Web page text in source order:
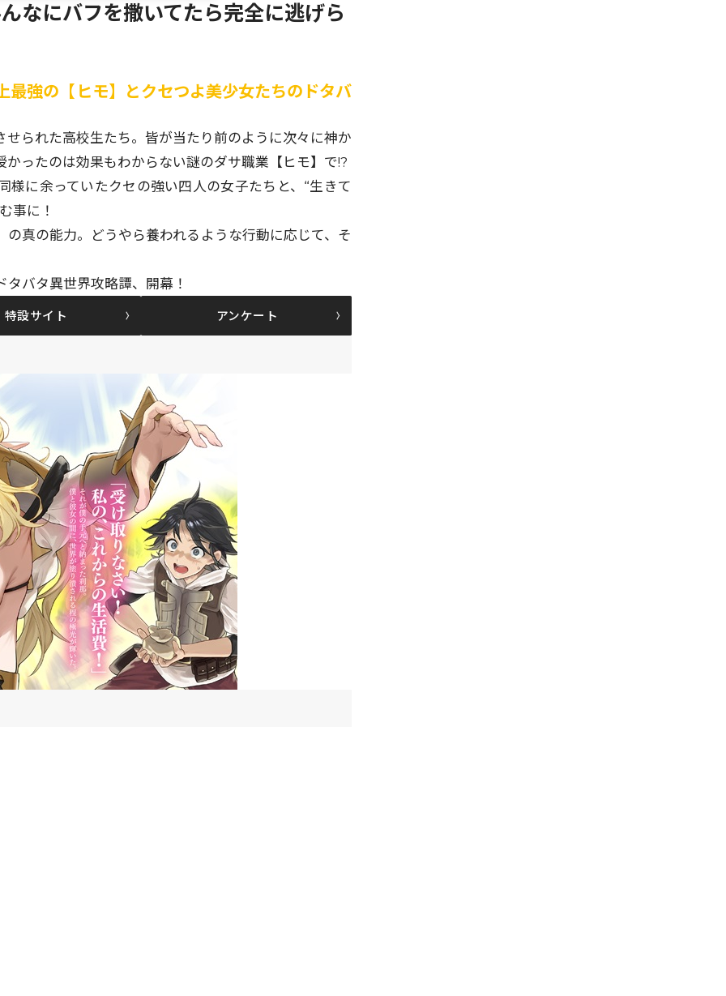
なにバフを撒いてたら完全に逃げら
強の【ヒモ】とクセつよ美少女たちのドタバ
られた高校生たち。皆が当たり前のように次々に神か
ったのは効果もわからない謎のダサ職業【ヒモ】で!?
様に余っていたクセの強い四人の女子たちと、“生きて
事に！
真の能力。どうやら養われるような行動に応じて、そ
バタ異世界攻略譚、開幕！
特設サイト アンケート